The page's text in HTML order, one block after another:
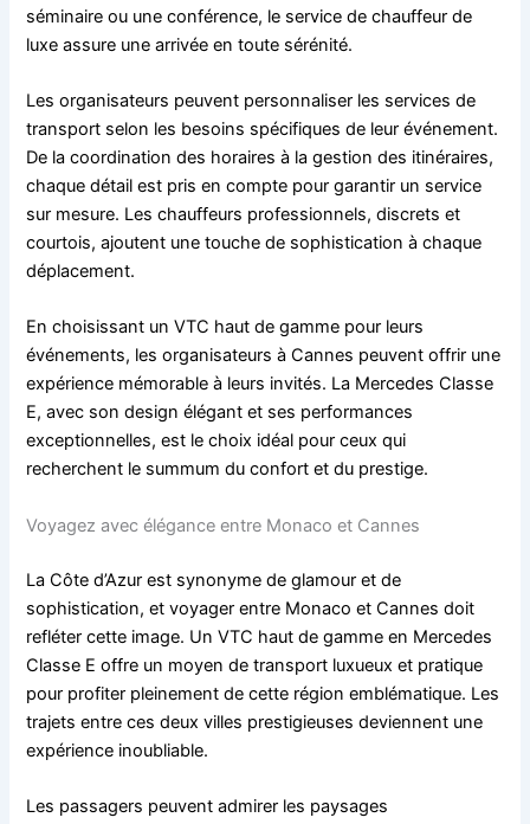
séminaire ou une conférence, le service de chauffeur de
luxe assure une arrivée en toute sérénité.
Les organisateurs peuvent personnaliser les services de
transport selon les besoins spécifiques de leur événement.
De la coordination des horaires à la gestion des itinéraires,
chaque détail est pris en compte pour garantir un service
sur mesure. Les chauffeurs professionnels, discrets et
courtois, ajoutent une touche de sophistication à chaque
déplacement.
En choisissant un VTC haut de gamme pour leurs
événements, les organisateurs à Cannes peuvent offrir une
expérience mémorable à leurs invités. La Mercedes Classe
E, avec son design élégant et ses performances
exceptionnelles, est le choix idéal pour ceux qui
recherchent le summum du confort et du prestige.
Voyagez avec élégance entre Monaco et Cannes
La Côte d’Azur est synonyme de glamour et de
sophistication, et voyager entre Monaco et Cannes doit
refléter cette image. Un VTC haut de gamme en Mercedes
Classe E offre un moyen de transport luxueux et pratique
pour profiter pleinement de cette région emblématique. Les
trajets entre ces deux villes prestigieuses deviennent une
expérience inoubliable.
Les passagers peuvent admirer les paysages